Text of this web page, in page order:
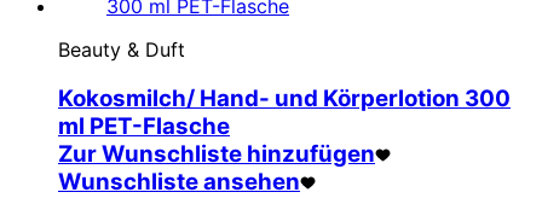
Beauty & Duft
Kokosmilch/ Hand- und Körperlotion 300
ml PET-Flasche
Zur Wunschliste hinzufügen
Wunschliste ansehen